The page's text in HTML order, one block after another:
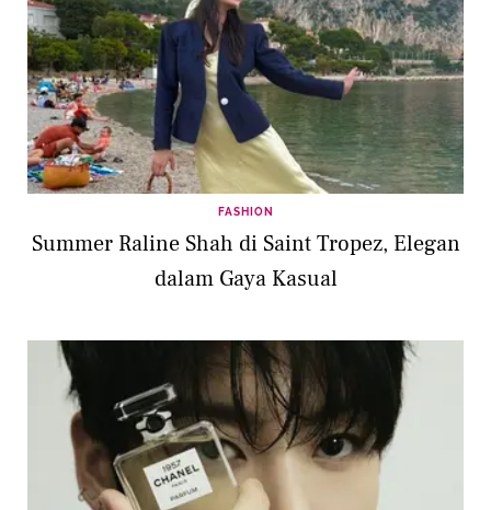
FASHION
Summer Raline Shah di Saint Tropez, Elegan
dalam Gaya Kasual